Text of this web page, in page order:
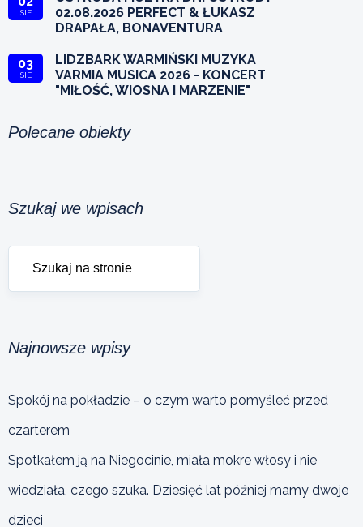
SIE
02.08.2026 PERFECT & ŁUKASZ
DRAPAŁA, BONAVENTURA
03
SIE
LIDZBARK WARMIŃSKI MUZYKA
VARMIA MUSICA 2026 - KONCERT
"MIŁOŚĆ, WIOSNA I MARZENIE"
Polecane obiekty
Szukaj we wpisach
Najnowsze wpisy
Spokój na pokładzie – o czym warto pomyśleć przed
czarterem
Spotkałem ją na Niegocinie, miała mokre włosy i nie
wiedziała, czego szuka. Dziesięć lat później mamy dwoje
dzieci